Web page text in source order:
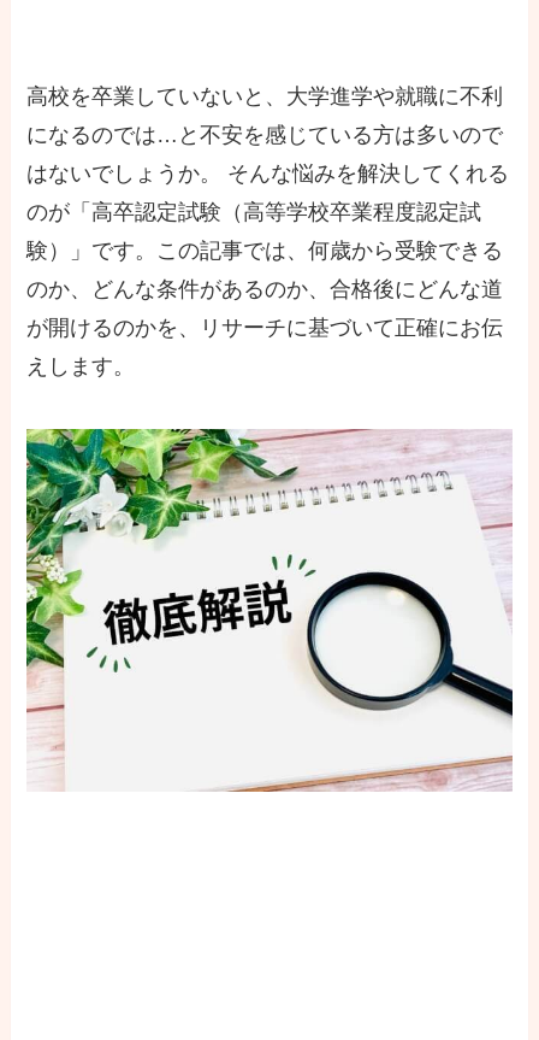
高校を卒業していないと、大学進学や就職に不利
になるのでは…と不安を感じている方は多いので
はないでしょうか。 そんな悩みを解決してくれる
のが「高卒認定試験（高等学校卒業程度認定試
験）」です。この記事では、何歳から受験できる
のか、どんな条件があるのか、合格後にどんな道
が開けるのかを、リサーチに基づいて正確にお伝
えします。